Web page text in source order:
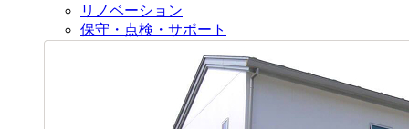
リノベーション
保守・点検・サポート